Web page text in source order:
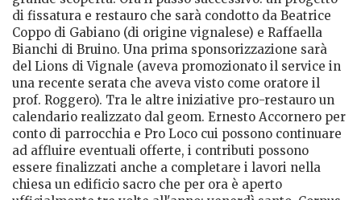
di fissatura e restauro che sarà condotto da Beatrice
Coppo di Gabiano (di origine vignalese) e Raffaella
Bianchi di Bruino. Una prima sponsorizzazione sarà
del Lions di Vignale (aveva promozionato il service in
una recente serata che aveva visto come oratore il
prof. Roggero). Tra le altre iniziative pro-restauro un
calendario realizzato dal geom. Ernesto Accornero per
conto di parrocchia e Pro Loco cui possono continuare
ad affluire eventuali offerte, i contributi possono
essere finalizzati anche a completare i lavori nella
chiesa un edificio sacro che per ora è aperto